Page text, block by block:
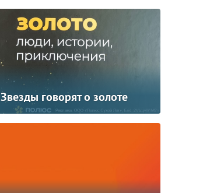
Звезды говорят о золоте